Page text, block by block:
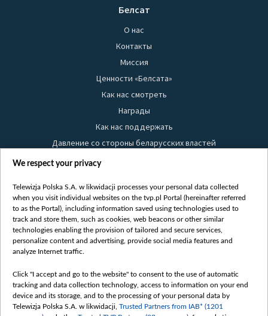
Белсат
О нас
Контакты
Миссия
Ценности «Белсата»
Как нас смотреть
Награды
Как нас поддержать
Давление со стороны беларусских властей
Правила использования материалов
Безопасность
Youtube
Белсат news
Белсат Life
Belsat English
Biełsat PL
Белсат Now
We respect your privacy
Telewizja Polska S.A. w likwidacji processes your personal data collected
when you visit individual websites on the tvp.pl Portal (hereinafter referred
to as the Portal), including information saved using technologies used to
track and store them, such as cookies, web beacons or other similar
technologies enabling the provision of tailored and secure services,
personalize content and advertising, provide social media features and
analyze Internet traffic.
Click "I accept and go to the website" to consent to the use of automatic
tracking and data collection technology, access to information on your end
device and its storage, and to the processing of your personal data by
Telewizja Polska S.A. w likwidacji, Trusted Partners from IAB* (1201